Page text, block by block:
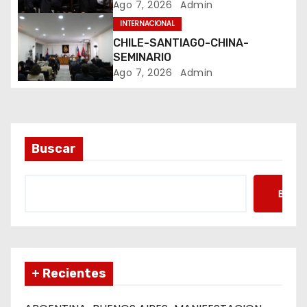
t
r
a
a
s
Ago 7, 2026 Admin
INTERNACIONAL
CHILE-SANTIAGO-CHINA-
SEMINARIO
Ago 7, 2026 Admin
Buscar
+ Recientes